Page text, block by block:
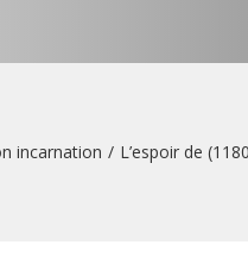
incarnation / L’espoir de